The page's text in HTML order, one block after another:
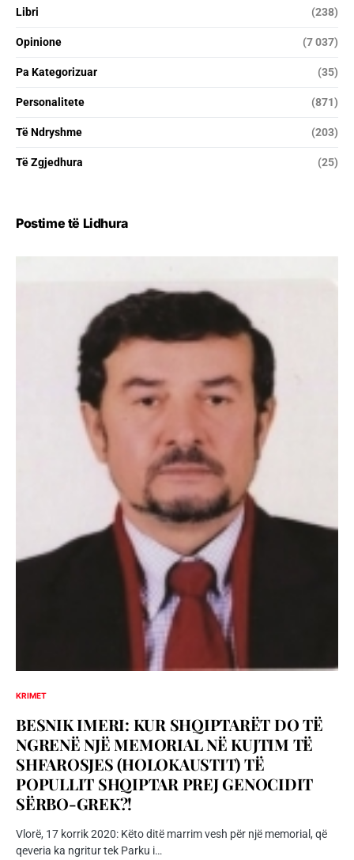
Libri (238)
Opinione (7 037)
Pa Kategorizuar (35)
Personalitete (871)
Të Ndryshme (203)
Të Zgjedhura (25)
Postime të Lidhura
KRIMET
BESNIK IMERI: KUR SHQIPTARËT DO TË
NGRENË NJË MEMORIAL NË KUJTIM TË
SHFAROSJES (HOLOKAUSTIT) TË
POPULLIT SHQIPTAR PREJ GENOCIDIT
SËRBO-GREK?!
Vlorë, 17 korrik 2020: Këto ditë marrim vesh për një memorial, që
qeveria ka ngritur tek Parku i…